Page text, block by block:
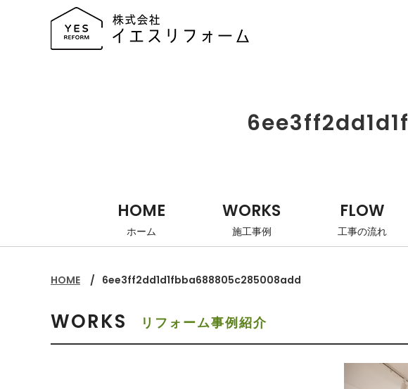
HOME
ホーム
WORKS
施工事例
FLOW
工事の流れ
HOME 6ee3ff2dd1d1fbba688805c285008add
WORKS リフォーム事例紹介